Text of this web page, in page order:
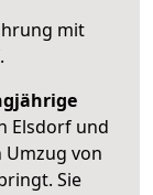
mit
.
Elsdorf und
von
Sie